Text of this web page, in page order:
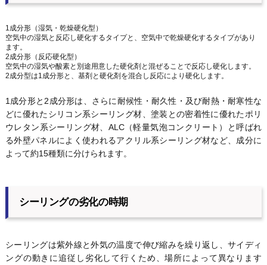
1成分形（湿気・乾燥硬化型）
空気中の湿気と反応し硬化するタイプと、空気中で乾燥硬化するタイプがあり
ます。
2成分形（反応硬化型）
空気中の湿気や酸素と別途用意した硬化剤と混ぜることで反応し硬化します。
2成分型は1成分形と、基剤と硬化剤を混合し反応により硬化します。
1成分形と2成分形は、さらに耐候性・耐久性・及び耐熱・耐寒性な
どに優れたシリコン系シーリング材、塗装との密着性に優れたポリ
ウレタン系シーリング材、ALC（軽量気泡コンクリート）と呼ばれ
る外壁パネルによく使われるアクリル系シーリング材など、成分に
よって約15種類に分けられます。
シーリングの劣化の時期
シーリングは紫外線と外気の温度で伸び縮みを繰り返し、サイディ
ングの動きに追従し劣化して行くため、場所によって異なります